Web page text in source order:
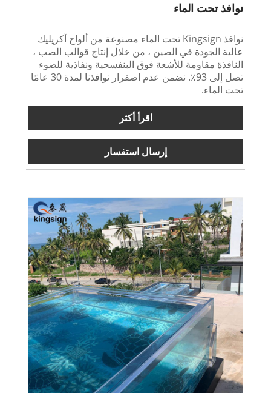
نوافذ تحت الماء
نوافذ Kingsign تحت الماء مصنوعة من ألواح أكريليك
عالية الجودة في الصين ، من خلال إنتاج قوالب الصب ،
النافذة مقاومة للأشعة فوق البنفسجية ونفاذية للضوء
تصل إلى 93٪. نضمن عدم اصفرار نوافذنا لمدة 30 عامًا
تحت الماء.
اقرأ أكثر
إرسال استفسار